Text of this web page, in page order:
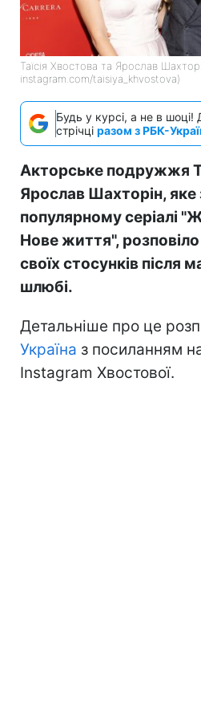
Таїсія Хвостова та Ярослав
instagram.com/taisiya_khvostova)
Будь у курсі, а не в шоці!
стрічці разом з РБК-
Акторське подружжя
Ярослав Шахторін, яке
популярному серіалі
Нове життя",
своїх стосунків після
шлюбі.
Детальніше про це
Україна з посиланням
Instagram Хвостової.